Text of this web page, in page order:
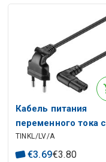
Описание искусственного интеллектаКабель питания
переменного тока с
разъемами 1,5 м,
угловые разъемы
TINKL/LV/A
€3.69€3.80